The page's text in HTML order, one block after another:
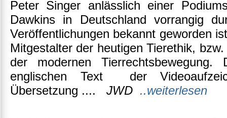
Peter Singer anlässlich einer
Dawkins in Deutschland vorrangig
Veröffentlichungen bekannt geworden
Mitgestalter der heutigen Tierethik,
der modernen Tierrechtsbewegung.
englischen Text der
Übersetzung .... JWD ..weiterlesen